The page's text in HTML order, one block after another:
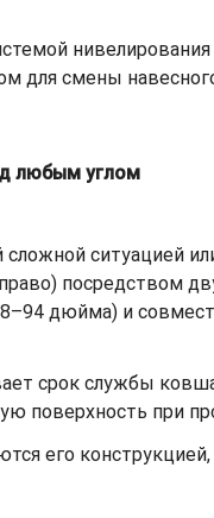
для смены
любым углом
ситуацией
дюйма) и
срок службы
поверхность при
его